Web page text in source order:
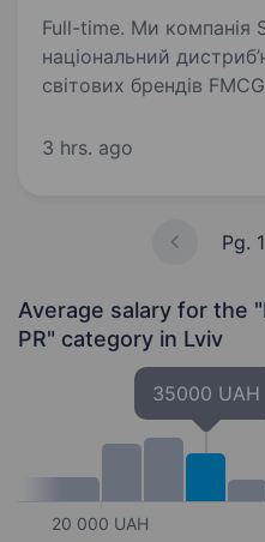
Full-time. Ми компанія STV group —
національний
світових брендів
Мерчендайзера на
3 hrs. ago
Pg.
Average salary for the
PR" category in Lviv
20 000 UAH
35000 UAH